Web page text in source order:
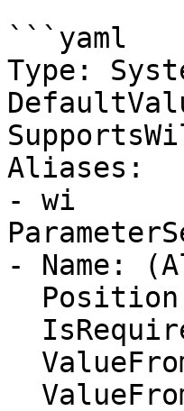
```yaml
Type:
Aliases:
- wi
- Name: